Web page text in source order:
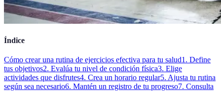
Índice
Cómo crear una rutina de ejercicios efectiva para tu salud1. Define
tus objetivos2. Evalúa tu nivel de condición física3. Elige
actividades que disfrutes4. Crea un horario regular5. Ajusta tu rutina
según sea necesario6. Mantén un registro de tu progreso7. Consulta